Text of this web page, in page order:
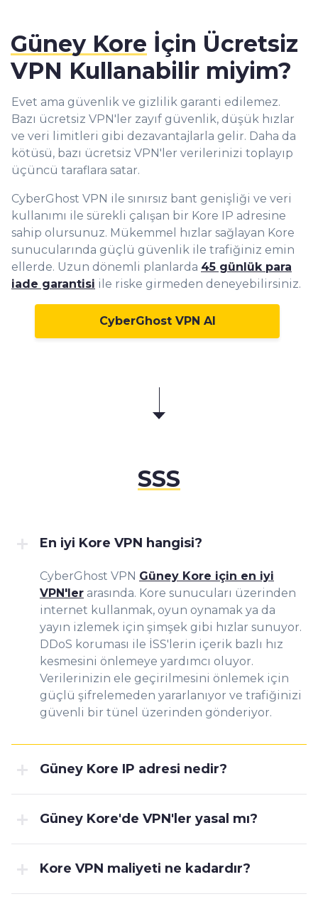
Güney Kore İçin Ücretsiz
VPN Kullanabilir miyim?
Evet ama güvenlik ve gizlilik garanti edilemez.
Bazı ücretsiz VPN'ler zayıf güvenlik, düşük hızlar
ve veri limitleri gibi dezavantajlarla gelir. Daha da
kötüsü, bazı ücretsiz VPN'ler verilerinizi toplayıp
üçüncü taraflara satar.
CyberGhost VPN ile sınırsız bant genişliği ve veri
kullanımı ile sürekli çalışan bir Kore IP adresine
sahip olursunuz. Mükemmel hızlar sağlayan Kore
sunucularında güçlü güvenlik ile trafiğiniz emin
ellerde. Uzun dönemli planlarda 45 günlük para
iade garantisi ile riske girmeden deneyebilirsiniz.
CyberGhost VPN Al
SSS
En iyi Kore VPN hangisi?
CyberGhost VPN Güney Kore için en iyi
VPN'ler arasında. Kore sunucuları üzerinden
internet kullanmak, oyun oynamak ya da
yayın izlemek için şimşek gibi hızlar sunuyor.
DDoS koruması ile İSS'lerin içerik bazlı hız
kesmesini önlemeye yardımcı oluyor.
Verilerinizin ele geçirilmesini önlemek için
güçlü şifrelemeden yararlanıyor ve trafiğinizi
güvenli bir tünel üzerinden gönderiyor.
Güney Kore IP adresi nedir?
Güney Kore'de VPN'ler yasal mı?
Kore VPN maliyeti ne kadardır?